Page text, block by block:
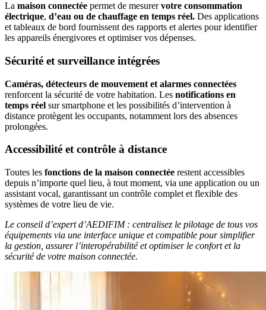
La maison connectée permet de mesurervotre consommation
électrique, d’eau ou de chauffage en temps réel. Des applications
et tableaux de bord fournissent des rapports et alertes pour identifier
les appareils énergivores et optimiser vos dépenses.
Sécurité et surveillance intégrées
Caméras, détecteurs de mouvement et alarmes connectées
renforcent la sécurité de votre habitation. Les notifications en
temps réel sur smartphone et les possibilités d’intervention à
distance protègent les occupants, notamment lors des absences
prolongées.
Accessibilité et contrôle à distance
Toutes les fonctions de la maison connectée restent accessibles
depuis n’importe quel lieu, à tout moment, via une application ou un
assistant vocal, garantissant un contrôle complet et flexible des
systèmes de votre lieu de vie.
Le conseil d’expert d’AEDIFIM : centralisez le pilotage de tous vos
équipements via une interface unique et compatible pour simplifier
la gestion, assurer l’interopérabilité et optimiser le confort et la
sécurité de votre maison connectée.